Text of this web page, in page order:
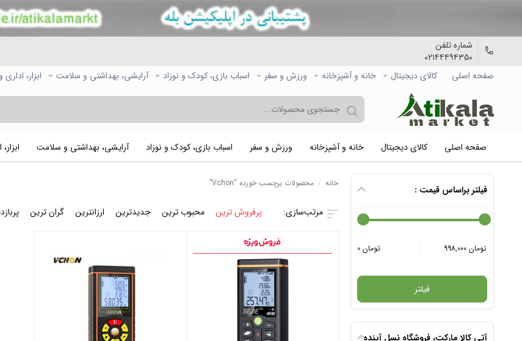
شماره تلفن
۰۲۱۴۴۴۹۴۳۵۰
صفحه اصلی
کالاي دیجیتال خانه و آشپزخانه ورزش و سفر اسباب بازی، کودک و نوزاد آرایشی، بهداشتی و سلامت ابزار،
صفحه اصلی کالاي دیجیتال خانه و آشپزخانه ورزش و سفر اسباب بازی، کودک و نوزاد آرایشی، بهداشتی و سلامت
فیلتر براساس قیمت :
0 تومان 998,000 تومان
فیلتر
آتی کالا مارکت، فروشگاه نسل آینده
خانه / محصولات برچسب خورده “Vchon”
پرفروش ترین محبوب ترین جدیدترین ارزانترین گران ترین